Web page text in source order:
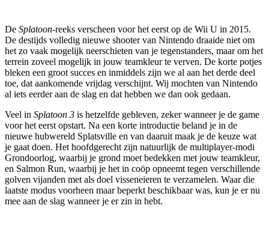
De Splatoon-reeks verscheen voor het eerst op de Wii U in 2015.
De destijds volledig nieuwe shooter van Nintendo draaide niet om
het zo vaak mogelijk neerschieten van je tegenstanders, maar om het
terrein zoveel mogelijk in jouw teamkleur te verven. De korte potjes
bleken een groot succes en inmiddels zijn we al aan het derde deel
toe, dat aankomende vrijdag verschijnt. Wij mochten van Nintendo
al iets eerder aan de slag en dat hebben we dan ook gedaan.
Veel in Splatoon 3 is hetzelfde gebleven, zeker wanneer je de game
voor het eerst opstart. Na een korte introductie beland je in de
nieuwe hubwereld Splatsville en van daaruit maak je de keuze wat
je gaat doen. Het hoofdgerecht zijn natuurlijk de multiplayer-modi
Grondoorlog, waarbij je grond moet bedekken met jouw teamkleur,
en Salmon Run, waarbij je het in coöp opneemt tegen verschillende
golven vijanden met als doel visseneieren te verzamelen. Waar die
laatste modus voorheen maar beperkt beschikbaar was, kun je er nu
mee aan de slag wanneer je er zin in hebt.